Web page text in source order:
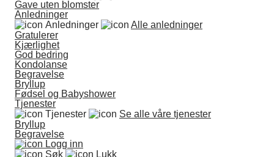
Gave uten blomster
Anledninger
Anledninger
Alle anledninger
Gratulerer
Kjærlighet
God bedring
Kondolanse
Begravelse
Bryllup
Fødsel og Babyshower
Tjenester
Tjenester
Se alle våre tjenester
Bryllup
Begravelse
Logg inn
Søk
Lukk